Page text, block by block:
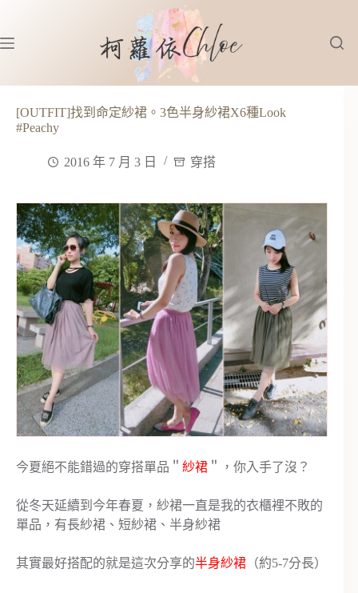
主
內
[OUTFIT]找到命定紗裙。3色半身紗裙X6種Look
#Peachy
2016 年 7 月 3 日 穿搭
今夏絕不能錯過的穿搭單品＂ 紗裙 ＂，你入手了沒？
從冬天延續到今年春夏，紗裙一直是我的衣櫃裡不敗的
單品，有長紗裙、短紗裙、半身紗裙
其實最好搭配的就是這次分享的半身紗裙 （約5-7分長）